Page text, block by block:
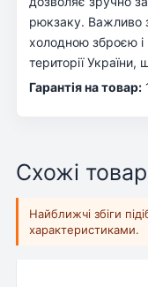
рюкзаку. Важливо
холодною зброєю і
території
Гарантія на товар:
Схожі
Найближчі збіги
характеристиками.